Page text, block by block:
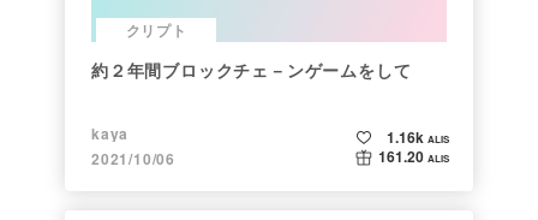
クリプト
約２年間ブロックチェ－ンゲームをして
kaya
2021/10/06
1.16k ALIS
161.20 ALIS